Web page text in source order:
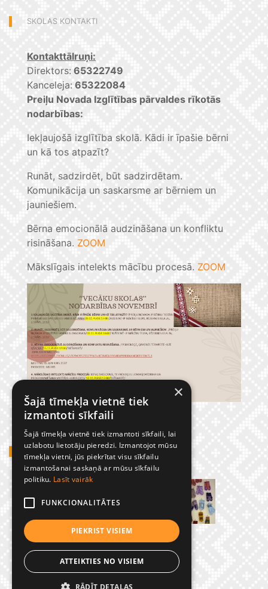
SKOLAS KONTAKTI
Kontakttālruņi:
Direktors: 65322749
Kanceleja: 65322084
Preiļu Novada Izglītības pārvaldes rīkotās
nodarbības:
Iekļaujošā izglītība skolā. Kādi ir īpašie bērni
un kā tos atpazīt?
Runāt, sadzirdēt, būt sadzirdētam.
Komunikācija un saskarsme ar bērniem un
jauniešiem.
Bērna emocionālā audzināšana un konfliktu
risināšana. ZOOM
Mākslīgais intelekts mācību procesā. ZOOM
GADĪJUMBILDES
×
Šajā tīmekļa vietnē tiek
izmantoti sīkfaili
Šajā tīmekļa vietnē tiek izmantoti sīkfaili, lai
uzlabotu lietotāju pieredzi. Izmantojot mūsu
tīmekļa vietni, jūs piekrītat visu sīkfailu
izmantošanai saskaņā ar mūsu sīkfailu
politiku. Lasīt vairāk
FUNKCIONALITĀTES
PIEKRIST VISIEM
ATTEIKTIES NO VISIEM
RĀDĪT DETAĻAS